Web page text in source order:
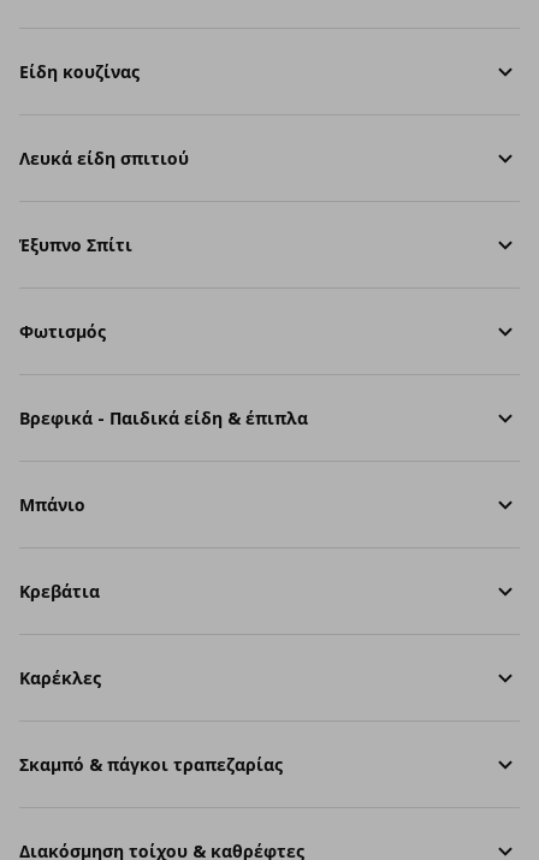
Είδη κουζίνας
Λευκά είδη σπιτιού
Έξυπνο Σπίτι
Φωτισμός
Βρεφικά - Παιδικά είδη & έπιπλα
Μπάνιο
Κρεβάτια
Καρέκλες
Σκαμπό & πάγκοι τραπεζαρίας
Διακόσμηση τοίχου & καθρέφτες